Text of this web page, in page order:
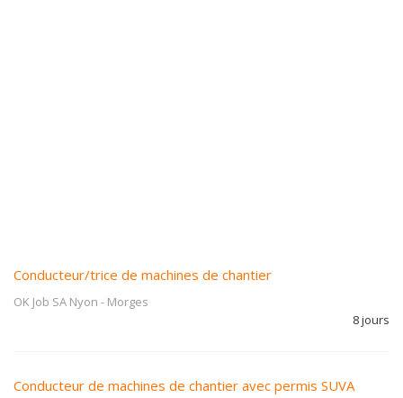
Conducteur/trice de machines de chantier
OK Job SA Nyon - Morges
8 jours
Conducteur de machines de chantier avec permis SUVA